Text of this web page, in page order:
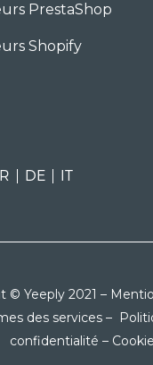
PrestaShop
Shopify
DE IT
© Yeeply 2021 –
des services –
confidentialité –